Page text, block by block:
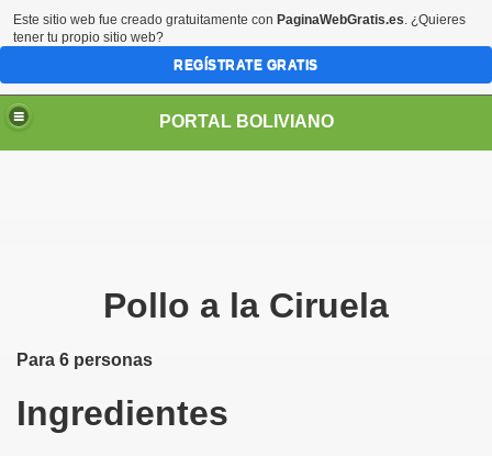
PORTAL BOLIVIANO
Pollo a la Ciruela
Para 6 personas
Ingredientes
Este sitio web fue creado gratuitamente con PaginaWebGratis.es. ¿Quieres
tener tu propio sitio web?
REGÍSTRATE GRATIS